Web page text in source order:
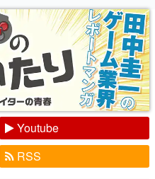
Youtube
RSS